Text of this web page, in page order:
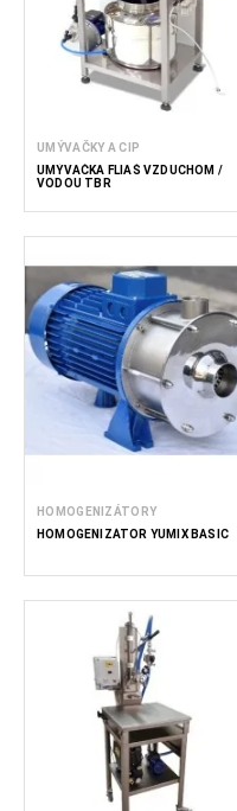
UMÝVAČKY A CIP
UMÝVAČKA FLIAŠ VZDUCHOM /
VODOU TBR
HOMOGENIZÁTORY
HOMOGENIZÁTOR YUMIX BASIC